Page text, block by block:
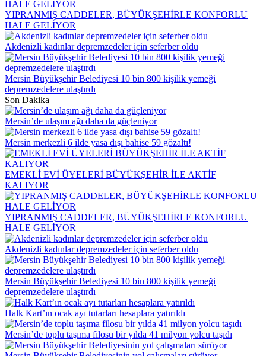
YIPRANMIŞ CADDELER, BÜYÜKŞEHİRLE KONFORLU
HALE GELİYOR
Akdenizli kadınlar depremzedeler için seferber oldu
Mersin Büyükşehir Belediyesi 10 bin 800 kişilik yemeği
depremzedelere ulaştırdı
Son Dakika
Mersin’de ulaşım ağı daha da güçleniyor
Mersin merkezli 6 ilde yasa dışı bahise 59 gözaltı!
EMEKLİ EVİ ÜYELERİ BÜYÜKŞEHİR İLE AKTİF
KALIYOR
YIPRANMIŞ CADDELER, BÜYÜKŞEHİRLE KONFORLU
HALE GELİYOR
Akdenizli kadınlar depremzedeler için seferber oldu
Mersin Büyükşehir Belediyesi 10 bin 800 kişilik yemeği
depremzedelere ulaştırdı
Halk Kart’ın ocak ayı tutarları hesaplara yatırıldı
Mersin’de toplu taşıma filosu bir yılda 41 milyon yolcu taşıdı